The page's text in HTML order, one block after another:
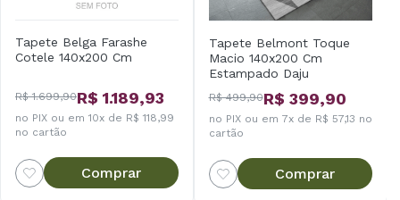
Tapete Belga Farashe
Cotele 140x200 Cm
R$ 1.699,90R$ 1.189,93
no PIX ou em 10x de R$ 118,99
no cartão
Comprar
Tapete Belmont Toque
Macio 140x200 Cm
Estampado Daju
R$ 499,90R$ 399,90
no PIX ou em 7x de R$ 57,13 no
cartão
Comprar